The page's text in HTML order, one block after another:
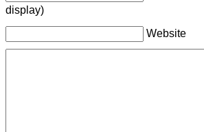
display)
Website